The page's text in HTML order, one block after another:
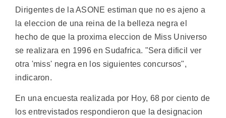
Dirigentes de la ASONE estiman que no es ajeno a
la eleccion de una reina de la belleza negra el
hecho de que la proxima eleccion de Miss Universo
se realizara en 1996 en Sudafrica. "Sera dificil ver
otra 'miss' negra en los siguientes concursos",
indicaron.
En una encuesta realizada por Hoy, 68 por ciento de
los entrevistados respondieron que la designacion